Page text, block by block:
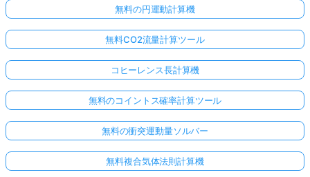
無料の円運動計算機
無料CO2流量計算ツール
コヒーレンス長計算機
無料のコイントス確率計算ツール
無料の衝突運動量ソルバー
無料複合気体法則計算機